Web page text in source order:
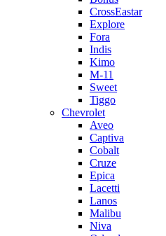
CrossEastar
Explore
Fora
Indis
Kimo
M-11
Sweet
Tiggo
Chevrolet
Aveo
Captiva
Cobalt
Cruze
Epica
Lacetti
Lanos
Malibu
Niva